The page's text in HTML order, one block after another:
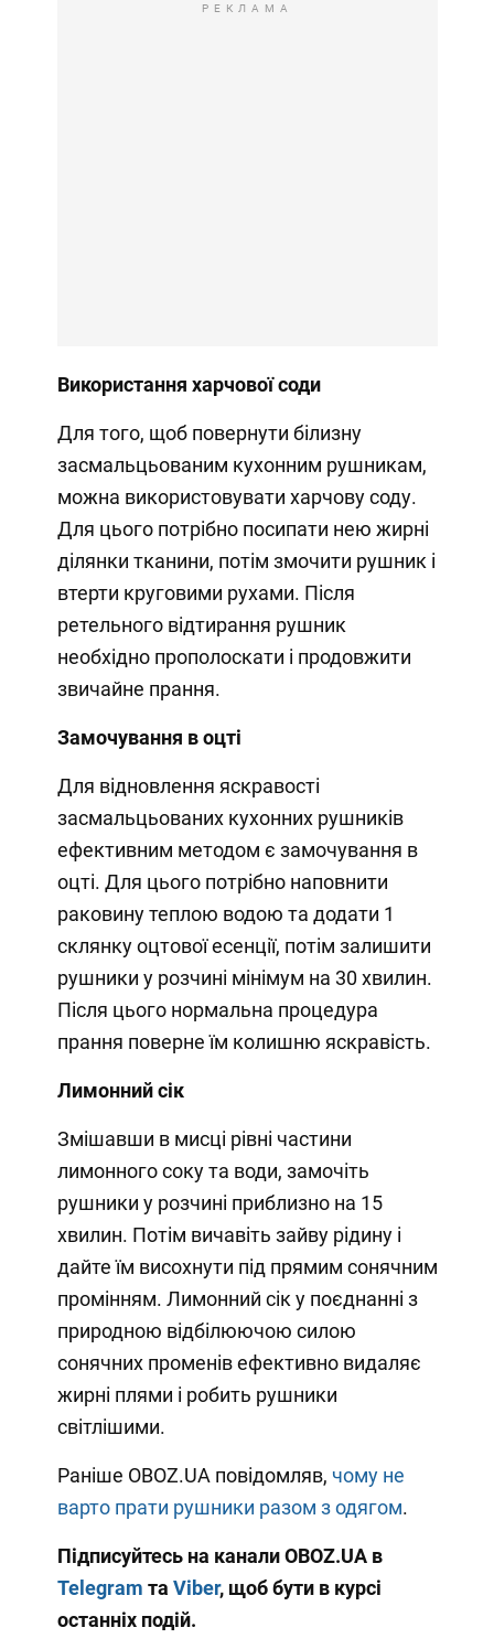
РЕКЛАМА
Використання харчової соди
Для того, щоб повернути білизну
засмальцьованим кухонним рушникам,
можна використовувати харчову соду.
Для цього потрібно посипати нею жирні
ділянки тканини, потім змочити рушник і
втерти круговими рухами. Після
ретельного відтирання рушник
необхідно прополоскати і продовжити
звичайне прання.
Замочування в оцті
Для відновлення яскравості
засмальцьованих кухонних рушників
ефективним методом є замочування в
оцті. Для цього потрібно наповнити
раковину теплою водою та додати 1
склянку оцтової есенції, потім залишити
рушники у розчині мінімум на 30 хвилин.
Після цього нормальна процедура
прання поверне їм колишню яскравість.
Лимонний сік
Змішавши в мисці рівні частини
лимонного соку та води, замочіть
рушники у розчині приблизно на 15
хвилин. Потім вичавіть зайву рідину і
дайте їм висохнути під прямим сонячним
промінням. Лимонний сік у поєднанні з
природною відбілюючою силою
сонячних променів ефективно видаляє
жирні плями і робить рушники
світлішими.
Раніше OBOZ.UA повідомляв, чому не
варто прати рушники разом з одягом.
Підписуйтесь на канали OBOZ.UA в
Telegram та Viber, щоб бути в курсі
останніх подій.